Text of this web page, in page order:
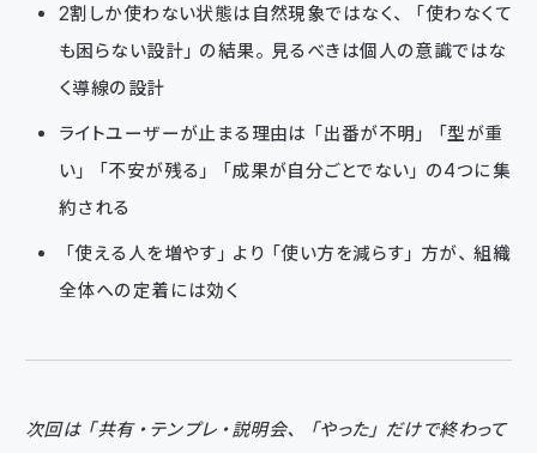
2割しか使わない状態は自然現象ではなく、「使わなくて
も困らない設計」の結果。見るべきは個人の意識ではな
く導線の設計
ライトユーザーが止まる理由は「出番が不明」「型が重
い」「不安が残る」「成果が自分ごとでない」の4つに集
約される
「使える人を増やす」より「使い方を減らす」方が、組織
全体への定着には効く
次回は「共有・テンプレ・説明会、「やった」だけで終わって